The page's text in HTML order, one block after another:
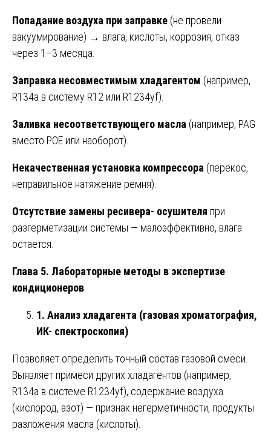
Попадание воздуха при заправке (не провели
вакуумирование) → влага, кислоты, коррозия, отказ
через 1–3 месяца.
Заправка несовместимым хладагентом (например,
R134a в систему R12 или R1234yf).
Заливка несоответствующего масла (например, PAG
вместо POE или наоборот).
Некачественная установка компрессора (перекос,
неправильное натяжение ремня).
Отсутствие замены ресивера- осушителя при
разгерметизации системы — малоэффективно, влага
остается.
Глава 5. Лабораторные методы в экспертизе
кондиционеров
1. Анализ хладагента (газовая хроматография,
ИК- спектроскопия)
Позволяет определить точный состав газовой смеси.
Выявляет примеси других хладагентов (например,
R134a в системе R1234yf), содержание воздуха
(кислород, азот) — признак негерметичности, продукты
разложения масла (кислоты).